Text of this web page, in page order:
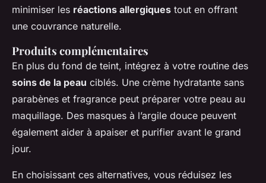
minimiser les réactions allergiques tout en offrant
une couvrance naturelle.
Produits complémentaires
En plus du fond de teint, intégrez à votre routine des
soins de la peau ciblés. Une crème hydratante sans
parabènes et fragrance peut préparer votre peau au
maquillage. Des masques à l’argile douce peuvent
également aider à apaiser et purifier avant le grand
jour.
En choisissant ces alternatives, vous réduisez les